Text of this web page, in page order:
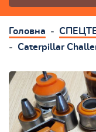
Головна
Caterpillar